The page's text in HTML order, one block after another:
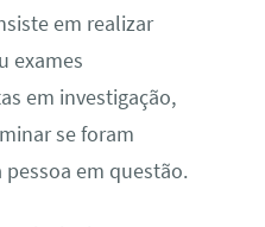
em realizar
exames
em investigação,
se foram
em questão.